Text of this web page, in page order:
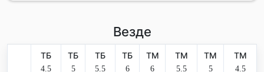
Везде
ТБ
4.5
ТБ
5
ТБ
5.5
ТБ
6
ТМ
6
ТМ
5.5
ТМ
5
ТМ
4.5